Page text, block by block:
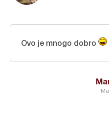
Ovo je mnogo dobro